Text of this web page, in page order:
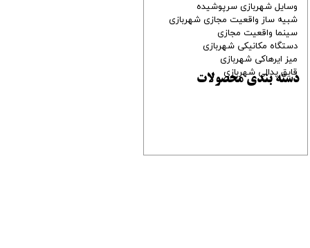
وسایل شهربازی سرپوشیده
شبیه ساز واقعیت مجازی شهربازی
سینما واقعیت مجازی
دستگاه مکانیکی شهربازی
میز ایرهاکی شهربازی
قایق پدالی شهربازی
دسته بندی محصولات